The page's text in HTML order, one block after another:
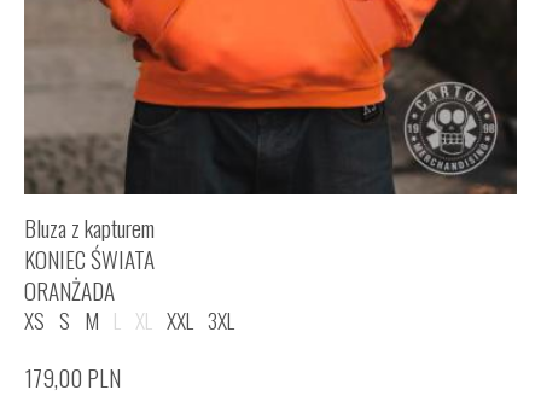
Bluza z kapturem
KONIEC ŚWIATA
ORANŻADA
XS S M L XL XXL 3XL
179,00 PLN